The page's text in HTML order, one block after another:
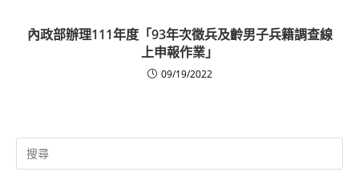
內政部辦理111年度「93年次徵兵及齡男子兵籍調查線
上申報作業」
09/19/2022
Search
for: